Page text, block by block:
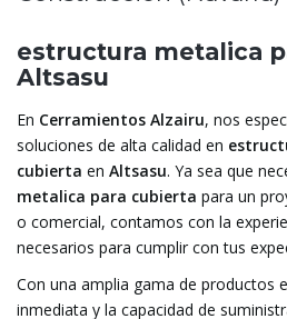
estructura metalica
Altsasu
En Cerramientos Alzairu, nos
soluciones de alta calidad en
cubierta en Altsasu. Ya sea que
metalica para cubierta para un
o comercial, contamos con la
necesarios para cumplir con tus
Con una amplia gama de productos
inmediata y la capacidad de